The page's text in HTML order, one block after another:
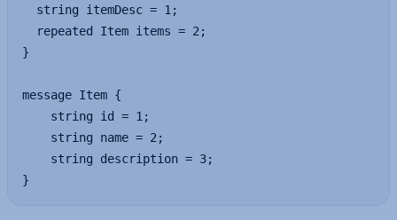
  string itemDesc = 1;
  repeated Item items = 2;
}
message Item {
}